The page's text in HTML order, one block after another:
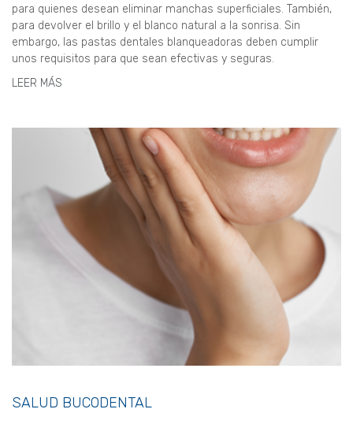
para quienes desean eliminar manchas superficiales. También,
para devolver el brillo y el blanco natural a la sonrisa. Sin
embargo, las pastas dentales blanqueadoras deben cumplir
unos requisitos para que sean efectivas y seguras.
LEER MÁS
SALUD BUCODENTAL